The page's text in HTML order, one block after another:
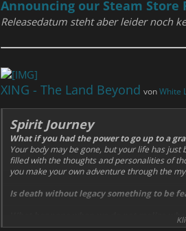
Announcing our Steam Store
Releasedatum steht aber leider noch
XING - The Land Beyond vonWhite
Spirit Journey
What if you had the power to go up to a
Your body may be gone, but your life has
filled with the thoughts and personalities of
you make your own adventure through the
Is death without legacy something to be
What happens when we do not realize